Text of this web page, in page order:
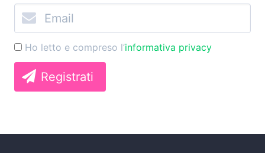
Ho letto e compreso l’informativa privacy
Registrati